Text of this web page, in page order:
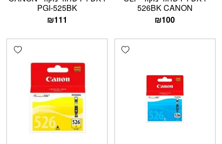
526BK CANON
₪100
PGI-525BK
₪111
Add wishlist